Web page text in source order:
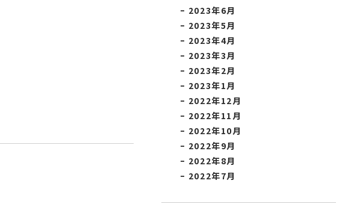
2023年6月
2023年5月
2023年4月
2023年3月
2023年2月
2023年1月
2022年12月
2022年11月
2022年10月
2022年9月
2022年8月
2022年7月